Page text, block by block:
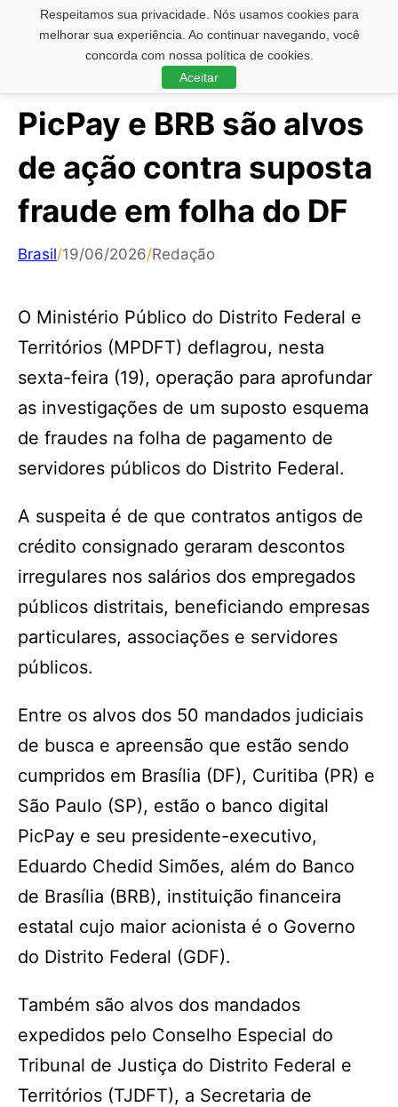
Respeitamos sua privacidade. Nós usamos cookies para
melhorar sua experiência. Ao continuar navegando, você
concorda com nossa política de cookies.
Aceitar
Pesquisar ...
PicPay e BRB são alvos
de ação contra suposta
fraude em folha do DF
Brasil/19/06/2026/Redação
O Ministério Público do Distrito Federal e
Territórios (MPDFT) deflagrou, nesta
sexta-feira (19), operação para aprofundar
as investigações de um suposto esquema
de fraudes na folha de pagamento de
servidores públicos do Distrito Federal.
A suspeita é de que contratos antigos de
crédito consignado geraram descontos
irregulares nos salários dos empregados
públicos distritais, beneficiando empresas
particulares, associações e servidores
públicos.
Entre os alvos dos 50 mandados judiciais
de busca e apreensão que estão sendo
cumpridos em Brasília (DF), Curitiba (PR) e
São Paulo (SP), estão o banco digital
PicPay e seu presidente-executivo,
Eduardo Chedid Simões, além do Banco
de Brasília (BRB), instituição financeira
estatal cujo maior acionista é o Governo
do Distrito Federal (GDF).
Também são alvos dos mandados
expedidos pelo Conselho Especial do
Tribunal de Justiça do Distrito Federal e
Territórios (TJDFT), a Secretaria de